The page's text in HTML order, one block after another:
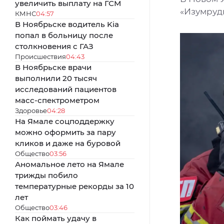
увеличить выплату на ГСМ
КМНС04:57
В Ноябрьске водитель Kia
попал в больницу после
столкновения с ГАЗ
Происшествия04:43
В Ноябрьске врачи
выполнили 20 тысяч
исследований пациентов
масс-спектрометром
Здоровье04:28
На Ямале соцподдержку
можно оформить за пару
кликов и даже на буровой
Общество03:56
Аномальное лето на Ямале
трижды побило
температурные рекорды за 10
лет
Общество03:46
Как поймать удачу в